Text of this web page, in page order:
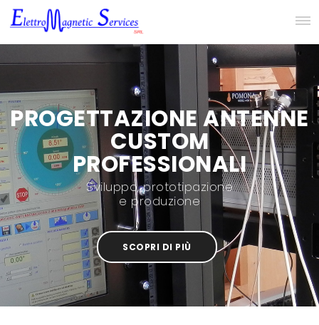
PROGETTAZIONE ANTENNE
CUSTOM
PROFESSIONALI
Sviluppo, prototipazione
e produzione
SCOPRI DI PIÙ